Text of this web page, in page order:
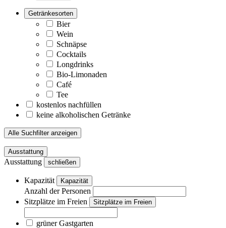
Getränkesorten
Bier
Wein
Schnäpse
Cocktails
Longdrinks
Bio-Limonaden
Café
Tee
kostenlos nachfüllen
keine alkoholischen Getränke
Alle Suchfilter anzeigen
Ausstattung
Ausstattung schließen
Kapazität Kapazität
Anzahl der Personen
Sitzplätze im Freien
Sitzplätze im Freien
grüner Gastgarten